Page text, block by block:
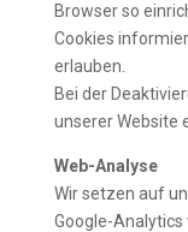
Browser so
Cookies
erlauben.
Bei der
unserer Website
Web-Analyse
Wir setzen auf
Google-Analytics